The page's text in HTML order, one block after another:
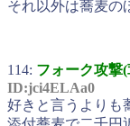
それ以外は蕎麦の
114: フォーク攻撃
ID:jci4ELAa0
好きと言うよりも